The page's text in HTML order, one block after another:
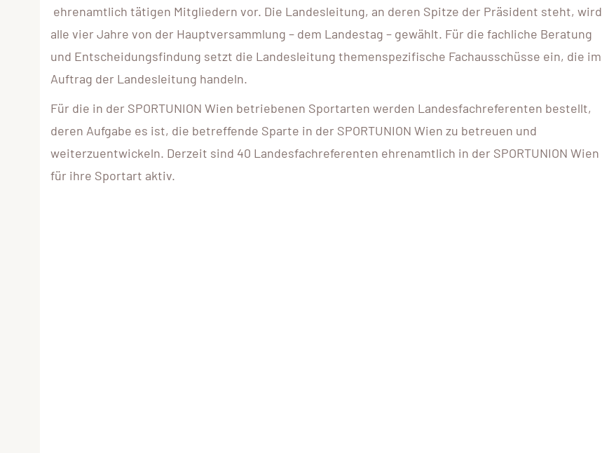
ehrenamtlich tätigen Mitgliedern vor. Die Landesleitung, an deren Spitze der Präsident steht, wird
alle vier Jahre von der Hauptversammlung – dem Landestag – gewählt. Für die fachliche Beratung
und Entscheidungsfindung setzt die Landesleitung themenspezifische Fachausschüsse ein, die im
Auftrag der Landesleitung handeln.
Für die in der SPORTUNION Wien betriebenen Sportarten werden Landesfachreferenten bestellt,
deren Aufgabe es ist, die betreffende Sparte in der SPORTUNION Wien zu betreuen und
weiterzuentwickeln. Derzeit sind 40 Landesfachreferenten ehrenamtlich in der SPORTUNION Wien
für ihre Sportart aktiv.